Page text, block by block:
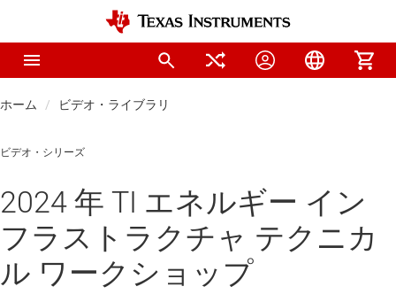
ホーム ビデオ・ライブラリ
ビデオ・シリーズ
2024 年 TI エネルギー イン
フラストラクチャ テクニカ
ル ワークショップ